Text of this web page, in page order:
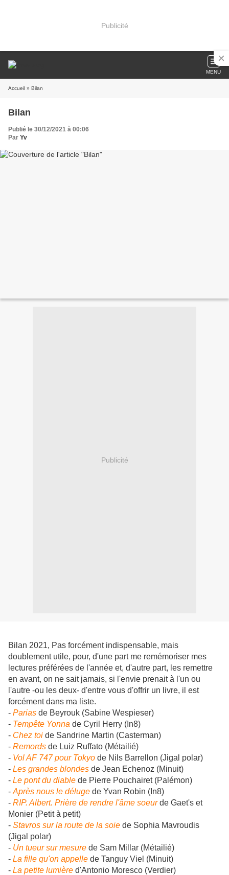
Publicité
MENU
Accueil » Bilan
Bilan
Publié le 30/12/2021 à 00:06
Par Yv
Publicité
Bilan 2021, Pas forcément indispensable, mais
doublement utile, pour, d'une part me remémoriser mes
lectures préférées de l'année et, d'autre part, les remettre
en avant, on ne sait jamais, si l'envie prenait à l'un ou
l'autre -ou les deux- d'entre vous d'offrir un livre, il est
forcément dans ma liste.
- Parias de Beyrouk (Sabine Wespieser)
- Tempête Yonna de Cyril Herry (In8)
- Chez toi de Sandrine Martin (Casterman)
- Remords de Luiz Ruffato (Métailié)
- Vol AF 747 pour Tokyo de Nils Barrellon (Jigal polar)
- Les grandes blondes de Jean Echenoz (Minuit)
- Le pont du diable de Pierre Pouchairet (Palémon)
- Après nous le déluge de Yvan Robin (In8)
- RIP. Albert. Prière de rendre l'âme soeurde Gaet's et
Monier (Petit à petit)
- Stavros sur la route de la soie de Sophia Mavroudis
(Jigal polar)
- Un tueur sur mesure de Sam Millar (Métailié)
- La fille qu'on appelle de Tanguy Viel (Minuit)
- La petite lumière d'Antonio Moresco (Verdier)